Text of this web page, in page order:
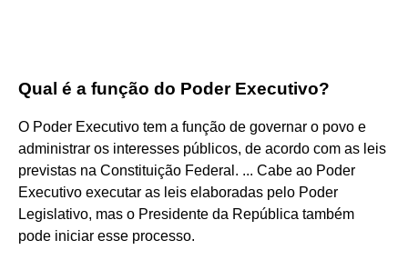
Qual é a função do Poder Executivo?
O Poder Executivo tem a função de governar o povo e
administrar os interesses públicos, de acordo com as leis
previstas na Constituição Federal. ... Cabe ao Poder
Executivo executar as leis elaboradas pelo Poder
Legislativo, mas o Presidente da República também
pode iniciar esse processo.